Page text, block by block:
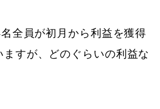
全員が初月から利益を獲得
すが、どのぐらいの利益な